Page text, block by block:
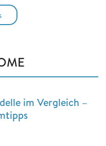
im Vergleich –